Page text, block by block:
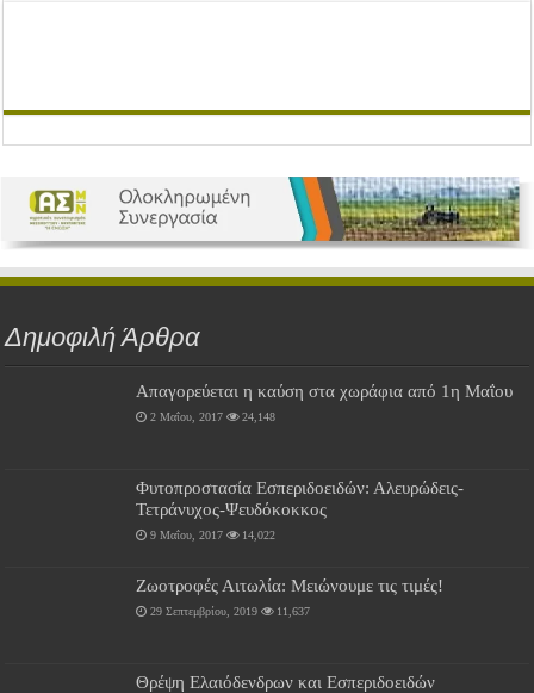
Δημοφιλή Άρθρα
Απαγορεύεται η καύση στα χωράφια από 1η Μαΐου
2 Μαΐου, 2017 24,148
Φυτοπροστασία Εσπεριδοειδών: Αλευρώδεις-
Τετράνυχος-Ψευδόκοκκος
9 Μαΐου, 2017 14,022
Ζωοτροφές Αιτωλία: Μειώνουμε τις τιμές!
29 Σεπτεμβρίου, 2019 11,637
Θρέψη Ελαιόδενδρων και Εσπεριδοειδών